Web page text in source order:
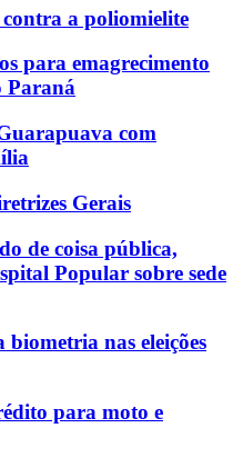
a poliomielite
para emagrecimento
Paraná
com
Gerais
de coisa pública,
Popular sobre sede
nas eleições
para moto e